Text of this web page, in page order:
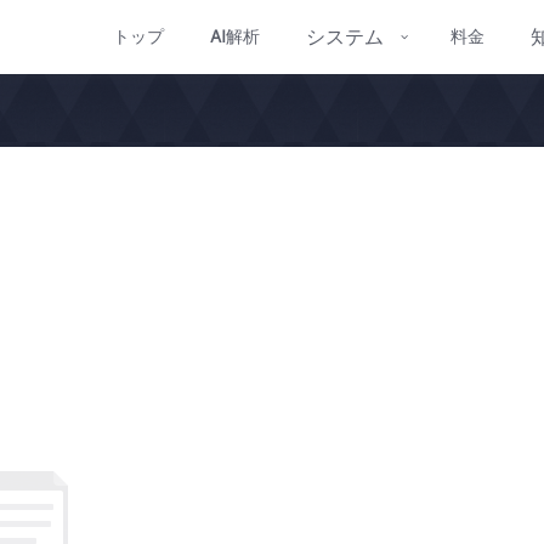
トップ AI解析 システム 料金